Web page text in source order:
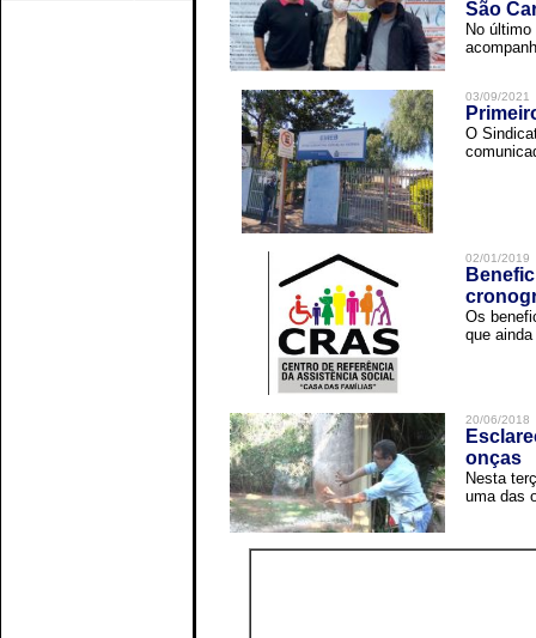
São
No
03/09/2021
O
02/01/2019
Os
que
20/06/2018
onças
Nesta
uma das